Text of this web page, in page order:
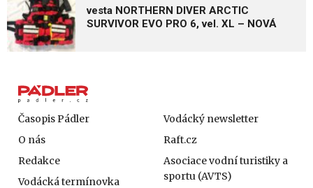
vesta NORTHERN DIVER ARCTIC
SURVIVOR EVO PRO 6, vel. XL – NOVÁ
Časopis Pádler
O nás
Redakce
Vodácká termínovka
Vodácký newsletter
Raft.cz
Asociace vodní turistiky a
sportu (AVTS)